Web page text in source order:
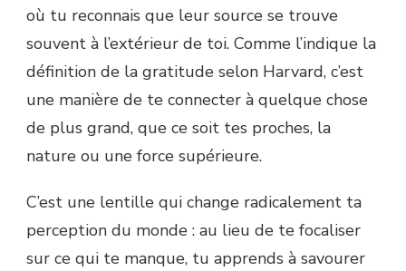
où tu reconnais que leur source se trouve
souvent à l’extérieur de toi. Comme l’indique la
définition de la gratitude selon Harvard, c’est
une manière de te connecter à quelque chose
de plus grand, que ce soit tes proches, la
nature ou une force supérieure.
C’est une lentille qui change radicalement ta
perception du monde : au lieu de te focaliser
sur ce qui te manque, tu apprends à savourer